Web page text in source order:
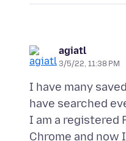
agiatl
3/5/22, 11:38 PM
I have many
have searched
I am a registered